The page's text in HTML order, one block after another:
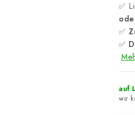
✅
✅
✅
auf